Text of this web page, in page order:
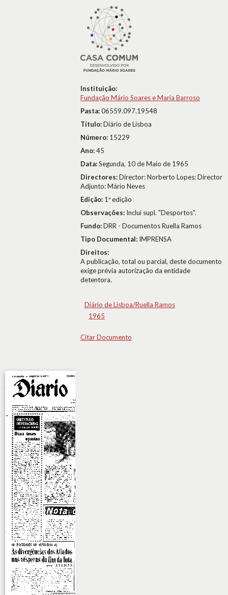
Instituição:
Fundação Mário Soares e Maria Barroso
Pasta:06559.097.19548
Título:Diário de Lisboa
Número: 15229
Ano:45
Data:Segunda, 10 de Maio de 1965
Directores:Director: Norberto Lopes; Director
Adjunto: Mário Neves
Edição: 1ª edição
Observações: Inclui supl. "Desportos".
Fundo:DRR - Documentos Ruella Ramos
Tipo Documental: IMPRENSA
Direitos:
A publicação, total ou parcial, deste documento
exige prévia autorização da entidade
detentora.
Diário de Lisboa/Ruella Ramos
1965
Citar Documento